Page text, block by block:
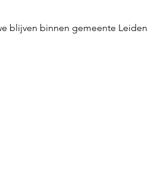
blijven binnen gemeente